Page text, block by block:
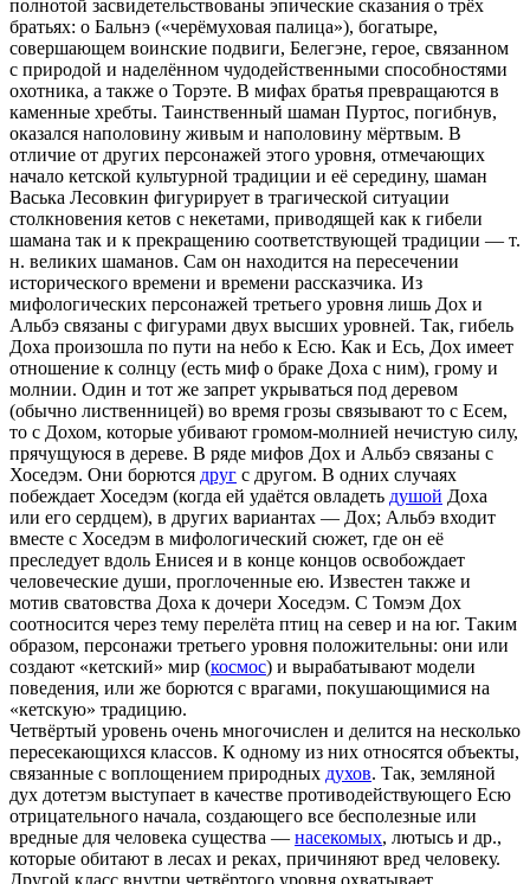
полнотой засвидетельствованы эпические сказания о трёх
братьях: о Бальнэ («черёмуховая палица»), богатыре,
совершающем воинские подвиги, Белегэне, герое, связанном
с природой и наделённом чудодейственными способностями
охотника, а также о Торэте. В мифах братья превращаются в
каменные хребты. Таинственный шаман Пуртос, погибнув,
оказался наполовину живым и наполовину мёртвым. В
отличие от других персонажей этого уровня, отмечающих
начало кетской культурной традиции и её середину, шаман
Васька Лесовкин фигурирует в трагической ситуации
столкновения кетов с некетами, приводящей как к гибели
шамана так и к прекращению соответствующей традиции — т.
н. великих шаманов. Сам он находится на пересечении
исторического времени и времени рассказчика. Из
мифологических персонажей третьего уровня лишь Дох и
Альбэ связаны с фигурами двух высших уровней. Так, гибель
Доха произошла по пути на небо к Есю. Как и Есь, Дох имеет
отношение к солнцу (есть миф о браке Доха с ним), грому и
молнии. Один и тот же запрет укрываться под деревом
(обычно лиственницей) во время грозы связывают то с Есем,
то с Дохом, которые убивают громом-молнией нечистую силу,
прячущуюся в дереве. В ряде мифов Дох и Альбэ связаны с
Хоседэм. Они борются друг с другом. В одних случаях
побеждает Хоседэм (когда ей удаётся овладеть душой Доха
или его сердцем), в других вариантах — Дох; Альбэ входит
вместе с Хоседэм в мифологический сюжет, где он её
преследует вдоль Енисея и в конце концов освобождает
человеческие души, проглоченные ею. Известен также и
мотив сватовства Доха к дочери Хоседэм. С Томэм Дох
соотносится через тему перелёта птиц на север и на юг. Таким
образом, персонажи третьего уровня положительны: они или
создают «кетский» мир (космос) и вырабатывают модели
поведения, или же борются с врагами, покушающимися на
«кетскую» традицию.
Четвёртый уровень очень многочислен и делится на несколько
пересекающихся классов. К одному из них относятся объекты,
связанные с воплощением природных духов. Так, земляной
дух дотетэм выступает в качестве противодействующего Есю
отрицательного начала, создающего все бесполезные или
вредные для человека существа — насекомых, лютысь и др.,
которые обитают в лесах и реках, причиняют вред человеку.
Другой класс внутри четвёртого уровня охватывает